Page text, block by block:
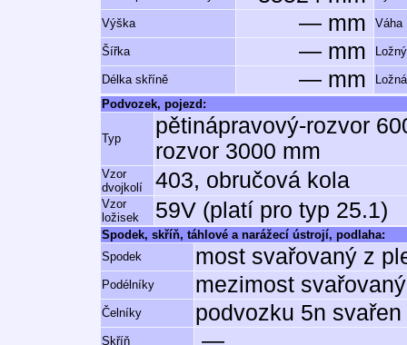
Výška — mm Váha
Šířka — mm
Délka skříně — mm
Podvozek, pojezd:
Typ
pětinápravový-rozvor
rozvor 3000 mm
Vzor
dvojkolí
403, obručová kola
Vzor
ložisek
59V (platí pro typ 25.1)
Spodek, skříň, táhlové a narážecí ústrojí, podlaha:
Spodek
most svařovaný z
Podélníky mezimost
Čelníky podvozku 5n
Skříň